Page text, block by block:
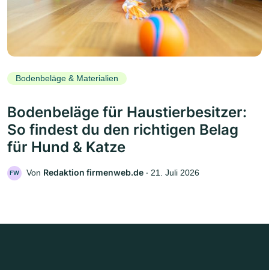
Bodenbeläge & Materialien
Bodenbeläge für Haustierbesitzer:
So findest du den richtigen Belag
für Hund & Katze
FW Von Redaktion firmenweb.de ‧ 21. Juli 2026